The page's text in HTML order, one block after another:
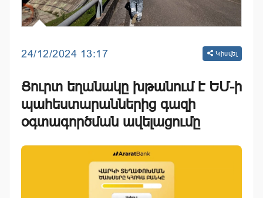
24/12/2024 13:17 Կիսվել
Ցուրտ եղանակը խթանում է ԵՄ-ի
պահեստարաններից գազի
օգտագործման ավելացումը